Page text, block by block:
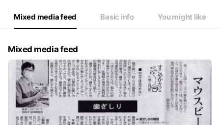
Mixed media feed Basic info You might like
Mixed media feed